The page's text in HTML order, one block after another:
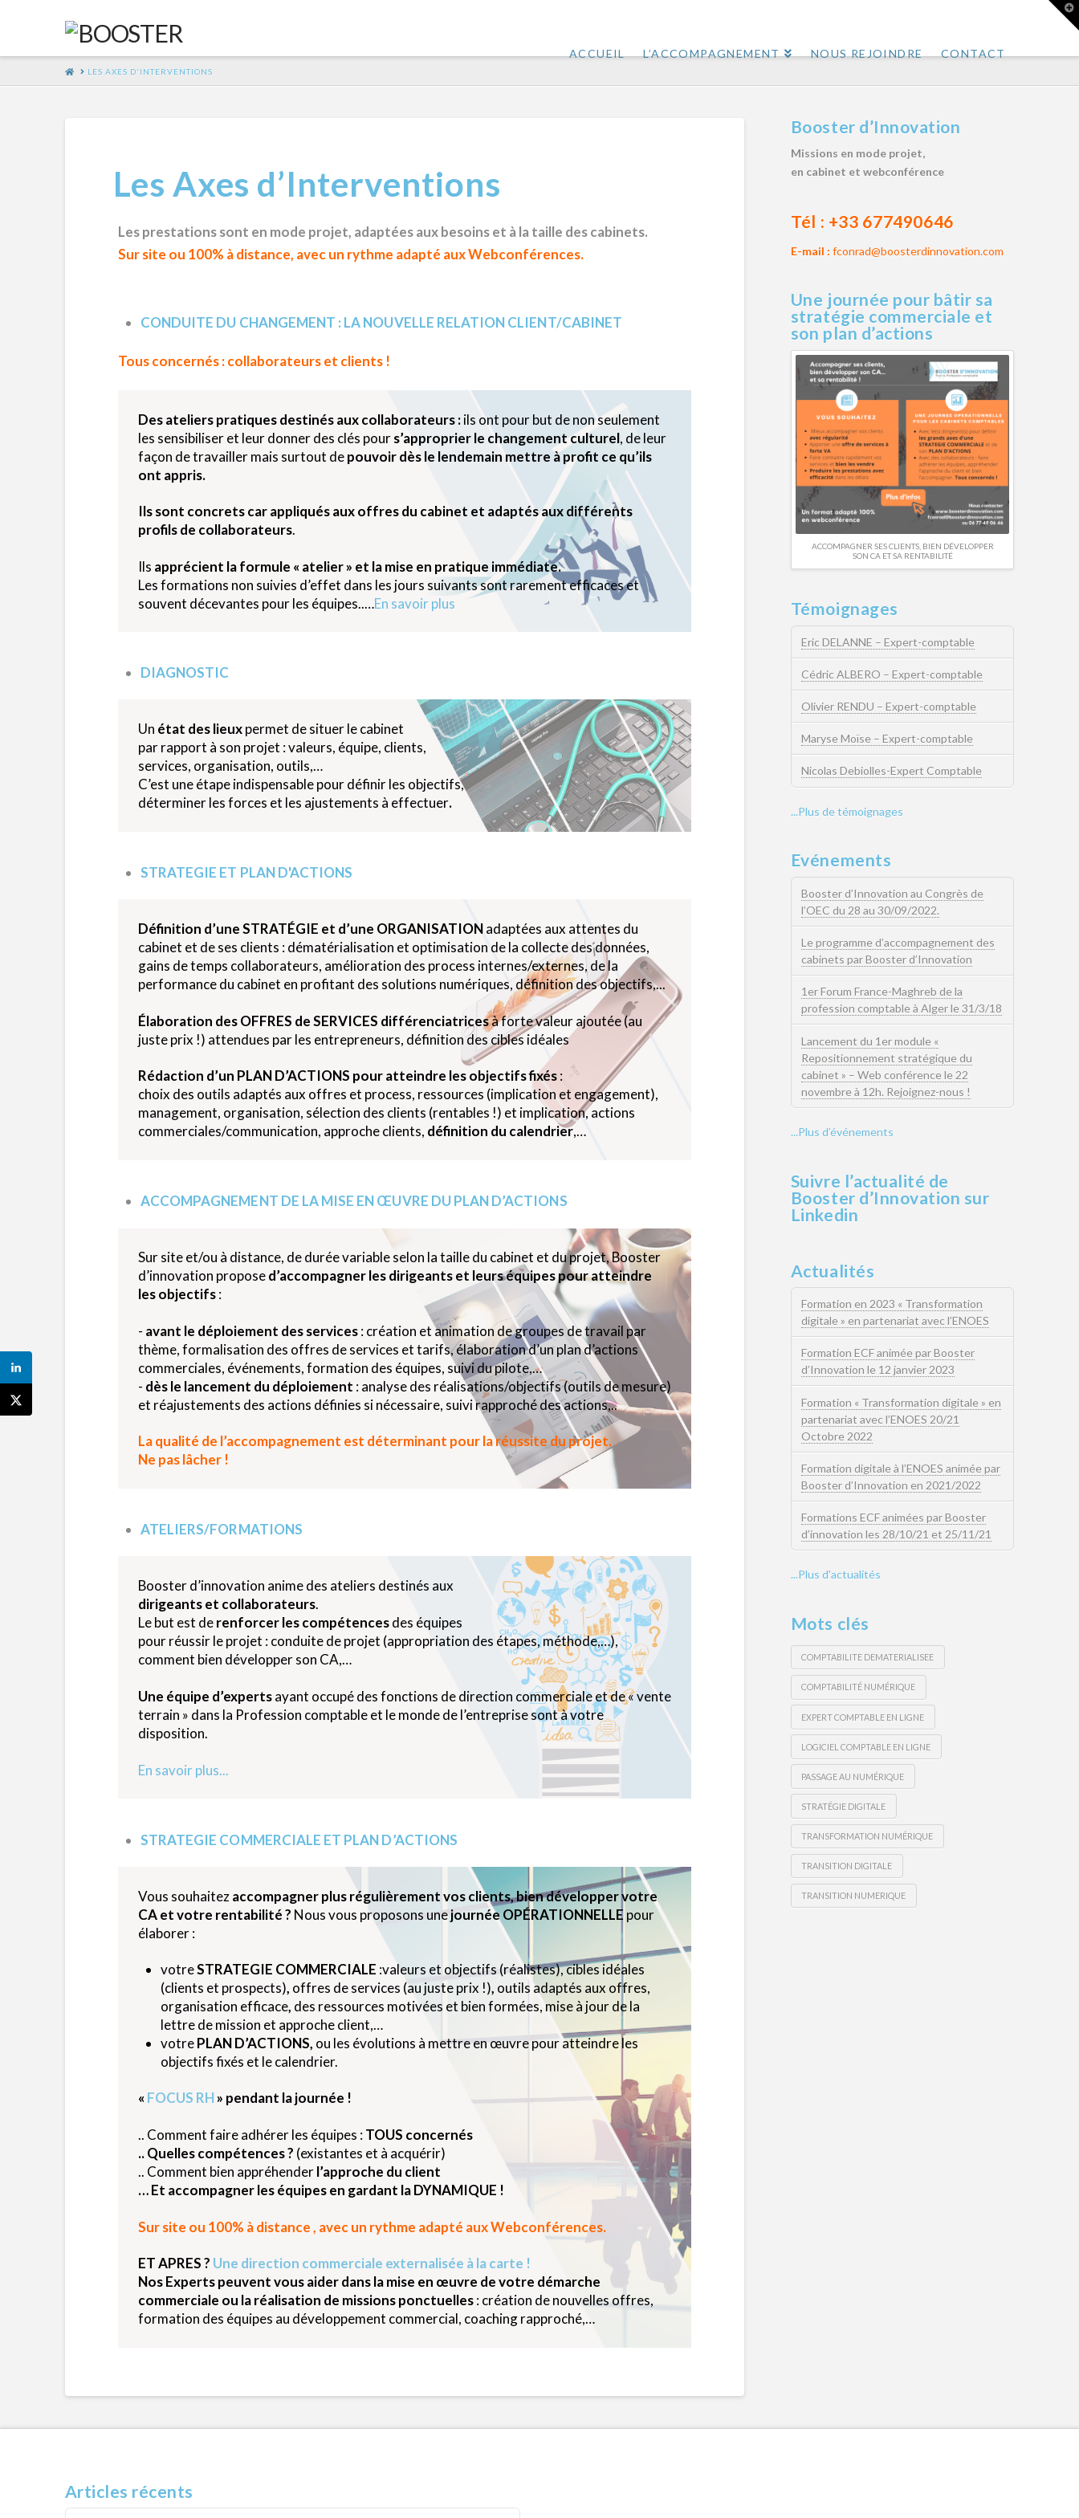
ACCUEIL L’ACCOMPAGNEMENT NOUS REJOINDRE CONTACT
HOMELES AXES D'INTERVENTIONS
Les Axes d’Interventions
Les prestations sont en mode projet, adaptées aux besoins et à la taille des cabinets.
Sur site ou 100% à distance, avec un rythme adapté aux Webconférences.
CONDUITE DU CHANGEMENT : LA NOUVELLE RELATION CLIENT/CABINET
Tous concernés : collaborateurs et clients !
Des ateliers pratiques destinés aux collaborateurs :ils ont pour but de non seulement
les sensibiliser et leur donner des clés pours’approprier le changement culturel, de leur
façon de travailler mais surtout depouvoir dès le lendemain mettre à profit ce qu’ils
ont appris.
Ils sont concrets car appliqués aux offres du cabinet et adaptés aux différents
profils de collaborateurs.
Ils apprécient la formule « atelier » et la mise en pratique immédiate.
Les formations non suivies d’effet dans les jours suivants sont rarement efficaces et
souvent décevantes pour les équipes..…En savoir plus
DIAGNOSTIC
Un état des lieuxpermet de situer le cabinet
par rapport à son projet : valeurs, équipe, clients,
services, organisation, outils,…
C’est une étape indispensable pour définir les objectifs,
déterminer les forces et les ajustements à effectuer.
STRATEGIE ET PLAN D'ACTIONS
Définition d’une STRATÉGIE et d’une ORGANISATIONadaptées aux attentes du
cabinet et de ses clients : dématérialisation et optimisation de la collecte des données,
gains de temps collaborateurs, amélioration des process internes/externes, de la
performance du cabinet en profitant des solutions numériques, définition des objectifs,...
Élaboration des OFFRES de SERVICES différenciatricesà forte valeur ajoutée (au
juste prix !) attendues par les entrepreneurs, définition des cibles idéales
Rédaction d’un PLAN D’ACTIONS pour atteindre les objectifs fixés:
choix des outils adaptés aux offres et process, ressources (implication et engagement),
management, organisation, sélection des clients (rentables !) et implication, actions
commerciales/communication, approche clients, définition du calendrier,…
ACCOMPAGNEMENT DE LA MISE EN ŒUVRE DU PLAN D’ACTIONS
Sur site et/ou à distance, de durée variable selon la taille du cabinet et du projet, Booster
d’innovation proposed’accompagner les dirigeants et leurs équipes pour atteindre
les objectifs:
- avant le déploiement des services: création et animation de groupes de travail par
thème, formalisation des offres de services et tarifs, élaboration d’un plan d’actions
commerciales, événements, formation des équipes, suivi du pilote,…
- dès le lancement du déploiement : analyse des réalisations/objectifs (outils de mesure)
et réajustements des actions définies si nécessaire, suivi rapproché des actions,..
La qualité de l’accompagnement est déterminant pour la réussite du projet.
Ne pas lâcher !
ATELIERS/FORMATIONS
Booster d’innovation anime des ateliers destinés aux
dirigeants et collaborateurs.
Le but est derenforcer les compétencesdes équipes
pour réussir le projet : conduite de projet (appropriation des étapes, méthode,…),
comment bien développer son CA,…
Une équipe d’expertsayant occupé des fonctions de direction commerciale et de « vente
terrain » dans la Profession comptable et le monde de l’entreprise sont à votre
disposition.
En savoir plus...
STRATEGIE COMMERCIALE ET PLAN D’ACTIONS
Vous souhaitezaccompagner plus régulièrement vos clients, bien développer votre
CA et votre rentabilité ? Nous vous proposons unejournée OPÉRATIONNELLE pour
élaborer :
votreSTRATEGIE COMMERCIALE :valeurs et objectifs (réalistes), cibles idéales
(clients et prospects), offres de services (au juste prix !), outils adaptés aux offres,
organisation efficace, des ressources motivées et bien formées, mise à jour de la
lettre de mission et approche client,…
votrePLAN D’ACTIONS, ou les évolutions à mettre en œuvre pour atteindre les
objectifs fixés et le calendrier.
« FOCUS RH» pendant la journée !
.. Comment faire adhérer les équipes :TOUS concernés
.. Quelles compétences ? (existantes et à acquérir)
.. Comment bien appréhenderl’approche du client
… Et accompagner les équipes en gardant la DYNAMIQUE !
Sur site ou 100% à distance , avec un rythme adapté aux Webconférences.
ET APRES ? Une direction commerciale externalisée à la carte !
Nos Experts peuvent vous aider dans la mise en œuvre de votre démarche
commerciale ou la réalisation de missions ponctuelles: création de nouvelles offres,
formation des équipes au développement commercial, coaching rapproché,…
Booster d’Innovation
Missions en mode projet,
en cabinet et webconférence
Tél : +33 677490646
E-mail : fconrad@boosterdinnovation.com
Une journée pour bâtir sa
stratégie commerciale et
son plan d’actions
ACCOMPAGNER SES CLIENTS, BIEN DÉVELOPPER
SON CA ET SA RENTABILITÉ
Témoignages
Eric DELANNE – Expert-comptable
Cédric ALBERO – Expert-comptable
Olivier RENDU – Expert-comptable
Maryse Moïse – Expert-comptable
Nicolas Debiolles-Expert Comptable
...Plus de témoignages
Evénements
Booster d’Innovation au Congrès de
l’OEC du 28 au 30/09/2022.
Le programme d’accompagnement des
cabinets par Booster d’Innovation
1er Forum France-Maghreb de la
profession comptable à Alger le 31/3/18
Lancement du 1er module «
Repositionnement stratégique du
cabinet » – Web conférence le 22
novembre à 12h. Rejoignez-nous !
...Plus d’événements
Suivre l’actualité de
Booster d’Innovation sur
Linkedin
Actualités
Formation en 2023 « Transformation
digitale » en partenariat avec l’ENOES
Formation ECF animée par Booster
d’Innovation le 12 janvier 2023
Formation « Transformation digitale » en
partenariat avec l’ENOES 20/21
Octobre 2022
Formation digitale à l’ENOES animée par
Booster d’Innovation en 2021/2022
Formations ECF animées par Booster
d’innovation les 28/10/21 et 25/11/21
...Plus d'actualités
Mots clés
COMPTABILITE DEMATERIALISEE
COMPTABILITÉ NUMÉRIQUE
EXPERT COMPTABLE EN LIGNE
LOGICIEL COMPTABLE EN LIGNE
PASSAGE AU NUMÉRIQUE
STRATÉGIE DIGITALE
TRANSFORMATION NUMÉRIQUE
TRANSITION DIGITALE
TRANSITION NUMERIQUE
Articles récents